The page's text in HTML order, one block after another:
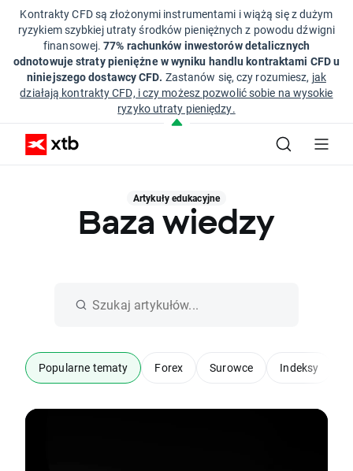
Kontrakty CFD są złożonymi instrumentami i wiążą się z dużym
ryzykiem szybkiej utraty środków pieniężnych z powodu dźwigni
finansowej.77% rachunków inwestorów detalicznych
odnotowuje straty pieniężne w wyniku handlu kontraktami CFD u
niniejszego dostawcy CFD. Zastanów się, czy rozumiesz, jak
działają kontrakty CFD, i czy możesz pozwolić sobie na wysokie
ryzyko utraty pieniędzy.
Artykuły edukacyjne
Baza wiedzy
Popularne tematy Forex Surowce Indeksy